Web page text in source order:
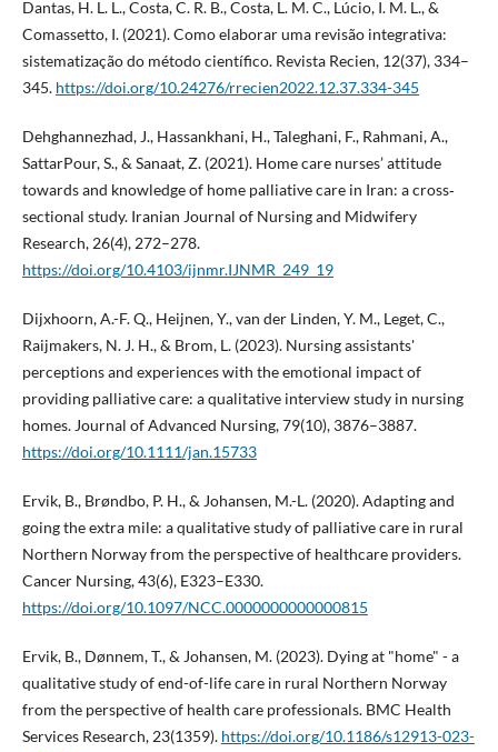
Dantas, H. L. L., Costa, C. R. B., Costa, L. M. C., Lúcio, I. M. L., &
Comassetto, I. (2021). Como elaborar uma revisão integrativa:
sistematização do método científico. Revista Recien, 12(37), 334–
345. https://doi.org/10.24276/rrecien2022.12.37.334-345
Dehghannezhad, J., Hassankhani, H., Taleghani, F., Rahmani, A.,
SattarPour, S., & Sanaat, Z. (2021). Home care nurses’ attitude
towards and knowledge of home palliative care in Iran: a cross‐
sectional study. Iranian Journal of Nursing and Midwifery
Research, 26(4), 272–278.
https://doi.org/10.4103/ijnmr.IJNMR_249_19
Dijxhoorn, A.-F. Q., Heijnen, Y., van der Linden, Y. M., Leget, C.,
Raijmakers, N. J. H., & Brom, L. (2023). Nursing assistants'
perceptions and experiences with the emotional impact of
providing palliative care: a qualitative interview study in nursing
homes. Journal of Advanced Nursing, 79(10), 3876–3887.
https://doi.org/10.1111/jan.15733
Ervik, B., Brøndbo, P. H., & Johansen, M.-L. (2020). Adapting and
going the extra mile: a qualitative study of palliative care in rural
Northern Norway from the perspective of healthcare providers.
Cancer Nursing, 43(6), E323–E330.
https://doi.org/10.1097/NCC.0000000000000815
Ervik, B., Dønnem, T., & Johansen, M. (2023). Dying at "home" - a
qualitative study of end-of-life care in rural Northern Norway
from the perspective of health care professionals. BMC Health
Services Research, 23(1359). https://doi.org/10.1186/s12913-023-